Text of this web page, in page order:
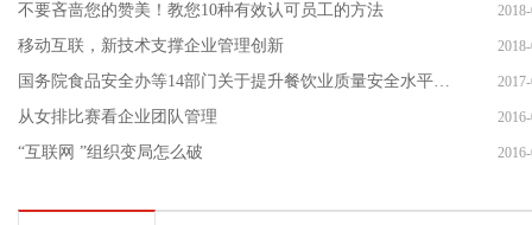
不要吝啬您的赞美！教您10种有效认可员工的方法
移动互联，新技术支撑企业管理创新
国务院食品安全办等14部门关于提升餐饮业质量安全水平的意见
从女排比赛看企业团队管理
“互联网 ”组织变局怎么破